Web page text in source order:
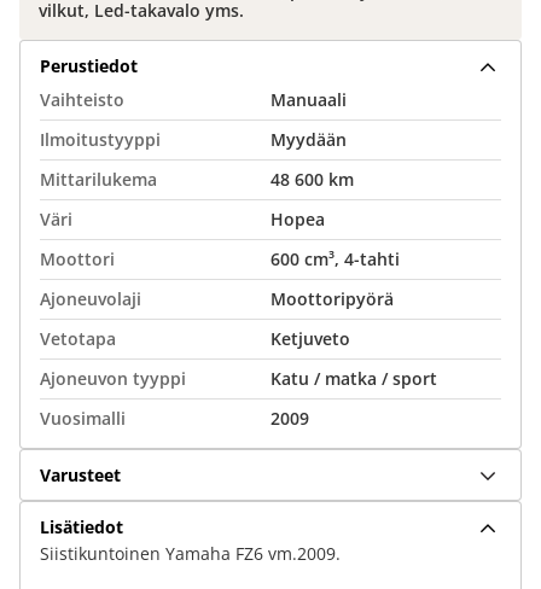
vilkut, Led-takavalo yms.
Perustiedot
Vaihteisto
Manuaali
Ilmoitustyyppi
Myydään
Mittarilukema
48 600 km
Väri
Hopea
Moottori
600 cm³, 4-tahti
Ajoneuvolaji
Moottoripyörä
Vetotapa
Ketjuveto
Ajoneuvon tyyppi
Katu / matka / sport
Vuosimalli
2009
Varusteet
Lisätiedot
Siistikuntoinen Yamaha FZ6 vm.2009.